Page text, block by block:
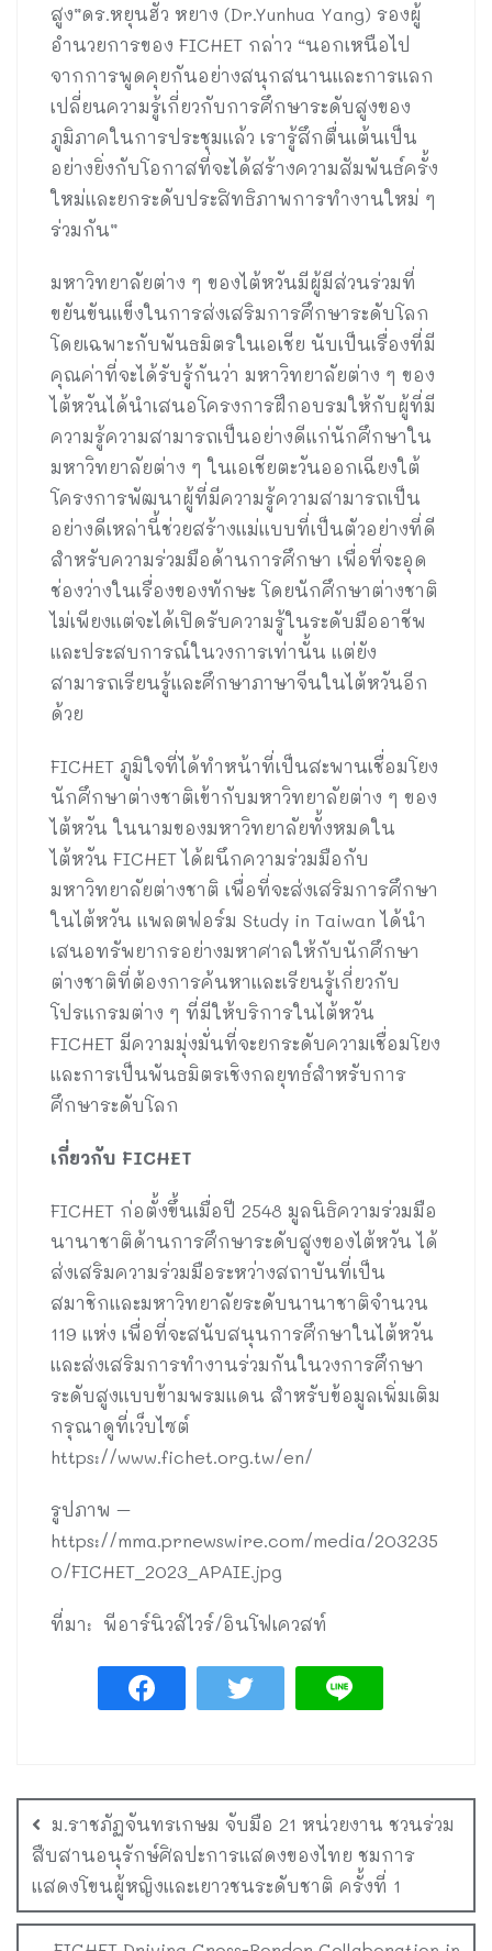
สูง”ดร.หยุนฮัว หยาง (Dr.Yunhua Yang) รองผู้
อำนวยการของ FICHET กล่าว “นอกเหนือไป
จากการพูดคุยกันอย่างสนุกสนานและการแลก
เปลี่ยนความรู้เกี่ยวกับการศึกษาระดับสูงของ
ภูมิภาคในการประชุมแล้ว เรารู้สึกตื่นเต้นเป็น
อย่างยิ่งกับโอกาสที่จะได้สร้างความสัมพันธ์ครั้ง
ใหม่และยกระดับประสิทธิภาพการทำงานใหม่ ๆ
ร่วมกัน”
มหาวิทยาลัยต่าง ๆ ของไต้หวันมีผู้มีส่วนร่วมที่
ขยันขันแข็งในการส่งเสริมการศึกษาระดับโลก
โดยเฉพาะกับพันธมิตรในเอเชีย นับเป็นเรื่องที่มี
คุณค่าที่จะได้รับรู้กันว่า มหาวิทยาลัยต่าง ๆ ของ
ไต้หวันได้นำเสนอโครงการฝึกอบรมให้กับผู้ที่มี
ความรู้ความสามารถเป็นอย่างดีแก่นักศึกษาใน
มหาวิทยาลัยต่าง ๆ ในเอเชียตะวันออกเฉียงใต้
โครงการพัฒนาผู้ที่มีความรู้ความสามารถเป็น
อย่างดีเหล่านี้ช่วยสร้างแม่แบบที่เป็นตัวอย่างที่ดี
สำหรับความร่วมมือด้านการศึกษา เพื่อที่จะอุด
ช่องว่างในเรื่องของทักษะ โดยนักศึกษาต่างชาติ
ไม่เพียงแต่จะได้เปิดรับความรู้ในระดับมืออาชีพ
และประสบการณ์ในวงการเท่านั้น แต่ยัง
สามารถเรียนรู้และศึกษาภาษาจีนในไต้หวันอีก
ด้วย
FICHET ภูมิใจที่ได้ทำหน้าที่เป็นสะพานเชื่อมโยง
นักศึกษาต่างชาติเข้ากับมหาวิทยาลัยต่าง ๆ ของ
ไต้หวัน ในนามของมหาวิทยาลัยทั้งหมดใน
ไต้หวัน FICHET ได้ผนึกความร่วมมือกับ
มหาวิทยาลัยต่างชาติ เพื่อที่จะส่งเสริมการศึกษา
ในไต้หวัน แพลตฟอร์ม Study in Taiwan ได้นำ
เสนอทรัพยากรอย่างมหาศาลให้กับนักศึกษา
ต่างชาติที่ต้องการค้นหาและเรียนรู้เกี่ยวกับ
โปรแกรมต่าง ๆ ที่มีให้บริการในไต้หวัน
FICHET มีความมุ่งมั่นที่จะยกระดับความเชื่อมโยง
และการเป็นพันธมิตรเชิงกลยุทธ์สำหรับการ
ศึกษาระดับโลก
เกี่ยวกับ FICHET
FICHET ก่อตั้งขึ้นเมื่อปี 2548 มูลนิธิความร่วมมือ
นานาชาติด้านการศึกษาระดับสูงของไต้หวัน ได้
ส่งเสริมความร่วมมือระหว่างสถาบันที่เป็น
สมาชิกและมหาวิทยาลัยระดับนานาชาติจำนวน
119 แห่ง เพื่อที่จะสนับสนุนการศึกษาในไต้หวัน
และส่งเสริมการทำงานร่วมกันในวงการศึกษา
ระดับสูงแบบข้ามพรมแดน สำหรับข้อมูลเพิ่มเติม
กรุณาดูที่เว็บไซต์
https://www.fichet.org.tw/en/
รูปภาพ –
https://mma.prnewswire.com/media/203235
0/FICHET_2023_APAIE.jpg
ที่มา: พีอาร์นิวส์ไวร์/อินโฟเควสท์
ม.ราชภัฏจันทรเกษม จับมือ 21 หน่วยงาน ชวนร่วม
สืบสานอนุรักษ์ศิลปะการแสดงของไทย ชมการ
แสดงโขนผู้หญิงและเยาวชนระดับชาติ ครั้งที่ 1